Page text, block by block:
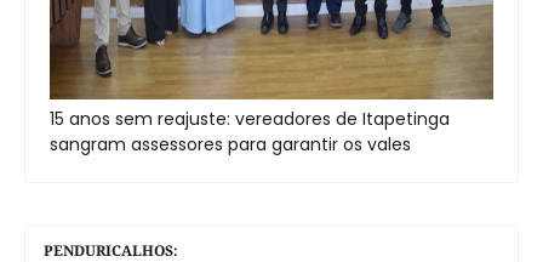
15 anos sem reajuste: vereadores de Itapetinga
sangram assessores para garantir os vales
PENDURICALHOS: